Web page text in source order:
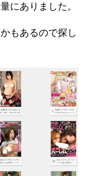
にありました。
もあるので探し